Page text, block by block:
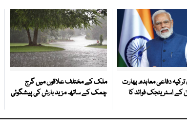
دفاعی معاہدہ، بھارت
کے اسٹریٹجک فوائد کا
ملک کے مختلف علاقوں میں گرج
چمک کے ساتھ مزید بارش کی پیشگوئی